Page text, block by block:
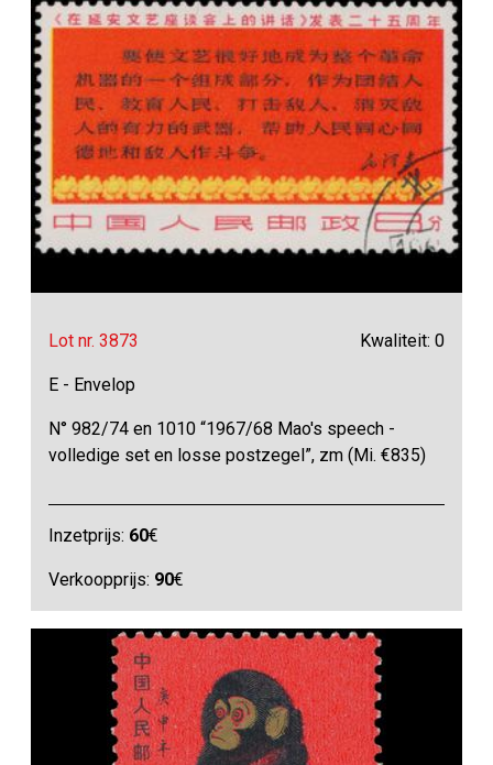
Lot nr. 3873 Kwaliteit: 0
E - Envelop
N° 982/74 en 1010 “1967/68 Mao's speech -
volledige set en losse postzegel”, zm (Mi. €835)
Inzetprijs: 60€
Verkoopprijs: 90€